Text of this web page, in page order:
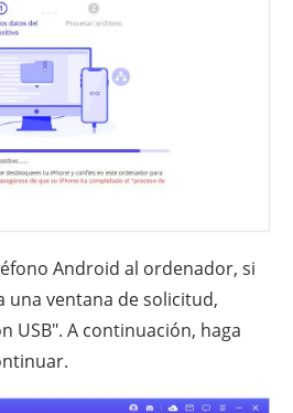
Android al ordenador, si
una ventana de solicitud,
USB". A continuación, haga